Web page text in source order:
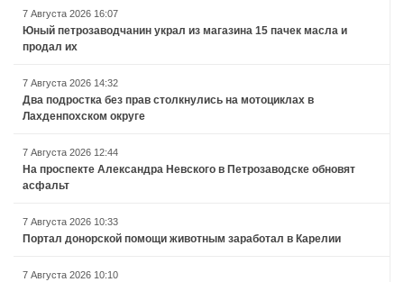
7 Августа 2026 16:07
Юный петрозаводчанин украл из магазина 15 пачек масла и
продал их
7 Августа 2026 14:32
Два подростка без прав столкнулись на мотоциклах в
Лахденпохском округе
7 Августа 2026 12:44
На проспекте Александра Невского в Петрозаводске обновят
асфальт
7 Августа 2026 10:33
Портал донорской помощи животным заработал в Карелии
7 Августа 2026 10:10